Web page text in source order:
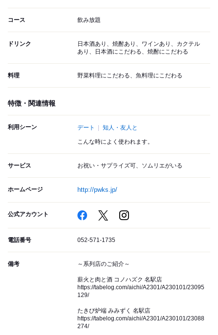
コース 飲み放題
ドリンク
日本酒あり、焼酎あり、ワインあり、カクテル
あり、日本酒にこだわる、焼酎にこだわる
料理 野菜料理にこだわる、魚料理にこだわる
特徴・関連情報
利用シーン デート 知人・友人と
こんな時によく使われます。
サービス お祝い・サプライズ可、ソムリエがいる
ホームページ http://pwks.jp/
公式アカウント
電話番号 052-571-1735
備考 ～系列店のご紹介～
薪火と肉と酒 コノハズク 名駅店
https://tabelog.com/aichi/A2301/A230101/23095
129/
たきび炉端 みみずく 名駅店
https://tabelog.com/aichi/A2301/A230101/23088
274/